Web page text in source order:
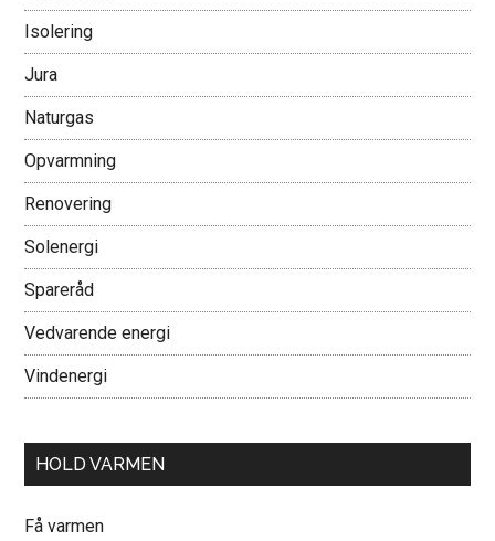
Isolering
Jura
Naturgas
Opvarmning
Renovering
Solenergi
Spareråd
Vedvarende energi
Vindenergi
HOLD VARMEN
Få varmen